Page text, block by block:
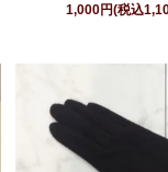
1,000円(税込